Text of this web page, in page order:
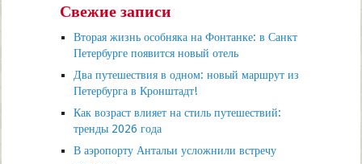
Свежие записи
Вторая жизнь особняка на Фонтанке: в Санкт
Петербурге появится новый отель
Два путешествия в одном: новый маршрут из
Петербурга в Кронштадт!
Как возраст влияет на стиль путешествий:
тренды 2026 года
В аэропорту Антальи усложнили встречу